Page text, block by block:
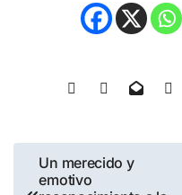
Un merecido y
emotivo